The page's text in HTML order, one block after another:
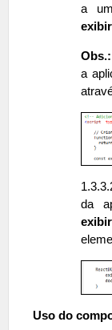
a
exibir
Obs.:
a
da
exibir
Uso do